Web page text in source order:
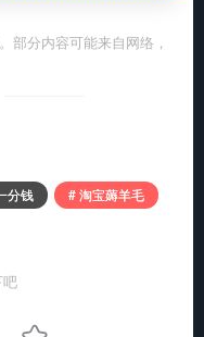
部分内容可能来自网络，
分钱
# 淘宝薅羊毛
吧